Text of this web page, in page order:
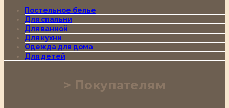
Постельное белье
Для спальни
Для ванной
Для кухни
Одежда для дома
Для детей
Покупателям